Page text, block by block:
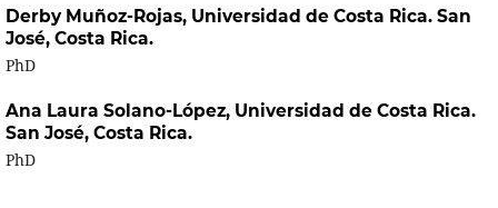
Derby Muñoz-Rojas, Universidad de Costa Rica. San
José, Costa Rica.
PhD
Ana Laura Solano-López, Universidad de Costa Rica.
San José, Costa Rica.
PhD